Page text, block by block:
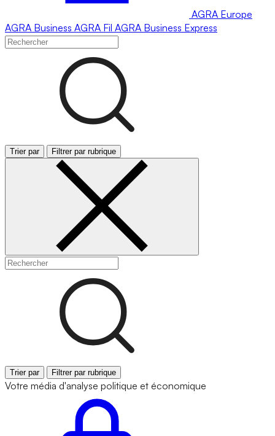
AGRA Europe
AGRA Business AGRA Fil AGRA Business Express
Trier par Filtrer par rubrique
Trier par Filtrer par rubrique
Votre média d'analyse politique et économique